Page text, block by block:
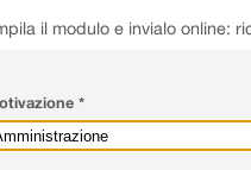
il modulo e invialo online:
*